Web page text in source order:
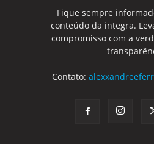
Fique sempre
conteúdo da integra.
compromisso com a
Contato: